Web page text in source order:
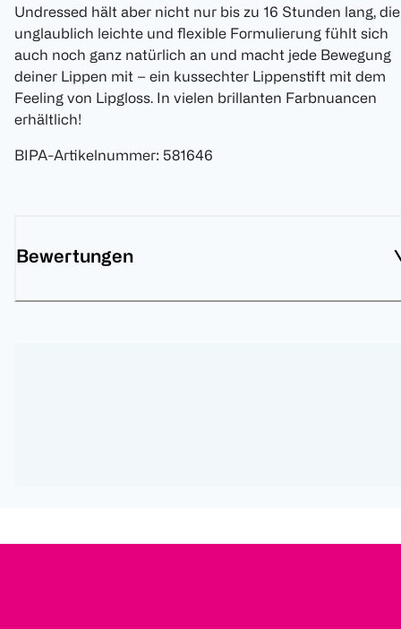
Undressed hält aber nicht nur bis zu 16 Stunden lang, die
unglaublich leichte und flexible Formulierung fühlt sich
auch noch ganz natürlich an und macht jede Bewegung
deiner Lippen mit – ein kussechter Lippenstift mit dem
Feeling von Lipgloss. In vielen brillanten Farbnuancen
erhältlich!
BIPA-Artikelnummer: 581646
Bewertungen